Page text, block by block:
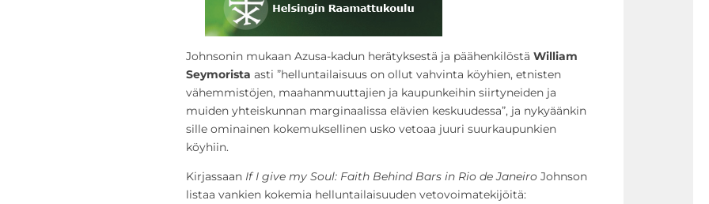
Johnsonin mukaan Azusa-kadun herätyksestä ja päähenkilöstä William
Seymorista asti ”helluntailaisuus on ollut vahvinta köyhien, etnisten
vähemmistöjen, maahanmuuttajien ja kaupunkeihin siirtyneiden ja
muiden yhteiskunnan marginaalissa elävien keskuudessa”, ja nykyäänkin
sille ominainen kokemuksellinen usko vetoaa juuri suurkaupunkien
köyhiin.
KirjassaanIf I give my Soul: Faith Behind Bars in Rio de JaneiroJohnson
listaa vankien kokemia helluntailaisuuden vetovoimatekijöitä: